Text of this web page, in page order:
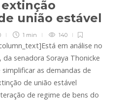
união estável
1 min 140
em análise no
, da senadora Soraya Thonicke
as demandas de
de união estável
de regime de bens do